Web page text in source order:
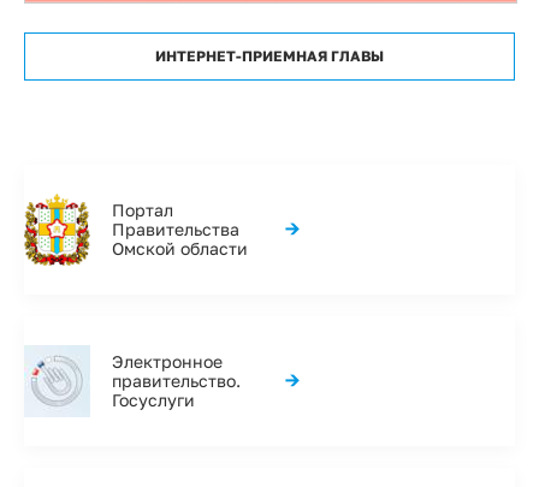
ИНТЕРНЕТ-ПРИЕМНАЯ ГЛАВЫ
Портал
Правительства
Омской области
→
Электронное
правительство.
Госуслуги
→